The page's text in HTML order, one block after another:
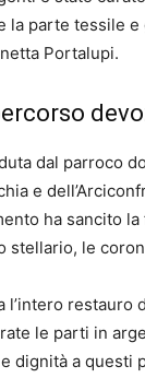
la parte tessile
Portalupi.
dal parroco
e
ha sancito
stellario, le
restauro
le parti in
dignità a questi